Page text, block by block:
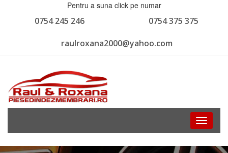
Pentru a suna click pe numar
0754 375 375
0754 245 246
raulroxana2000@yahoo.com
Toggle